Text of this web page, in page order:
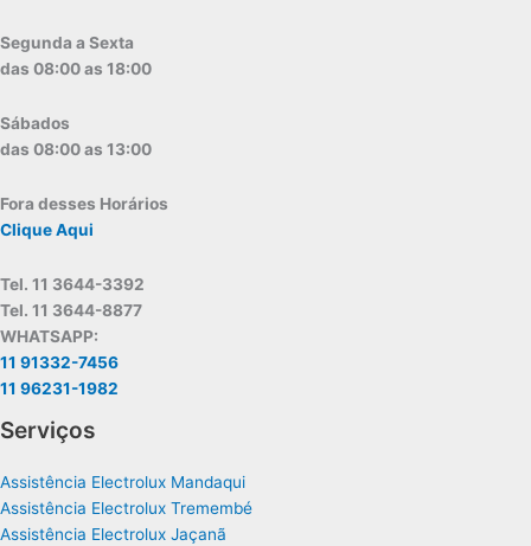
Segunda a Sexta
das 08:00 as 18:00
Sábados
das 08:00 as 13:00
Fora desses Horários
Clique Aqui
Tel. 11 3644-3392
Tel. 11 3644-8877
WHATSAPP:
11 91332-7456
11 96231-1982
Serviços
Assistência Electrolux Mandaqui
Assistência Electrolux Tremembé
Assistência Electrolux Jaçanã